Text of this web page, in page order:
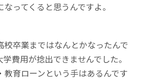
ってくると思うんですよ。
校卒業まではなんとかなったんで
費用が捻出できませんでした。
教育ローンという手はあるんです